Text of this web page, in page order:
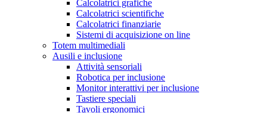
Calcolatrici grafiche
Calcolatrici scientifiche
Calcolatrici finanziarie
Sistemi di acquisizione on line
Totem multimediali
Ausili e inclusione
Attività sensoriali
Robotica per inclusione
Monitor interattivi per inclusione
Tastiere speciali
Tavoli ergonomici